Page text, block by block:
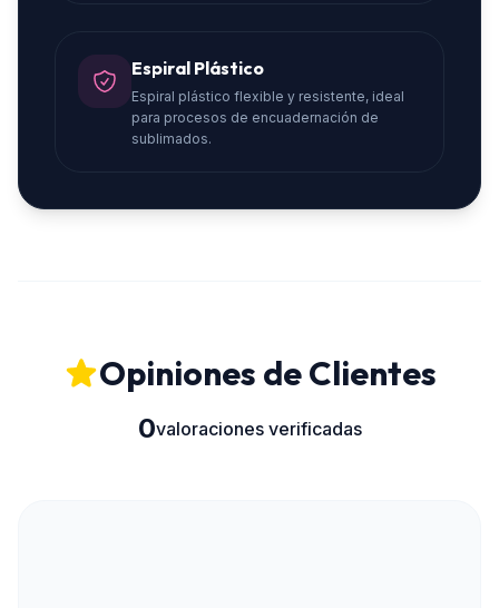
Espiral Plástico
Espiral plástico flexible y resistente, ideal
para procesos de encuadernación de
sublimados.
Opiniones de Clientes
0valoraciones verificadas